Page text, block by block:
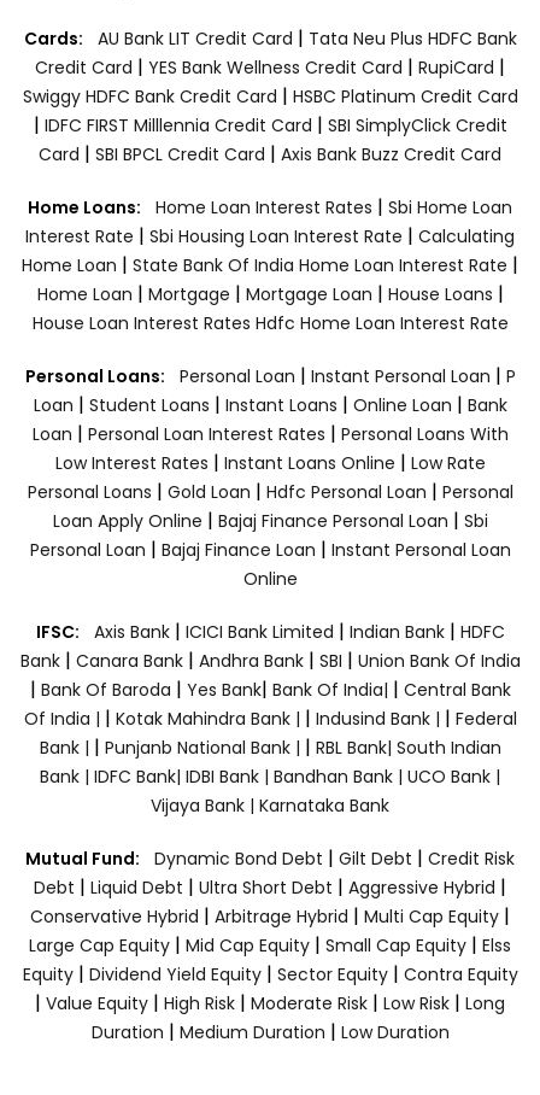
Cards: AU Bank LIT Credit Card | Tata Neu Plus HDFC Bank
Credit Card | YES Bank Wellness Credit Card | RupiCard |
Swiggy HDFC Bank Credit Card | HSBC Platinum Credit Card
| IDFC FIRST Milllennia Credit Card | SBI SimplyClick Credit
Card | SBI BPCL Credit Card | Axis Bank Buzz Credit Card
Home Loans: Home Loan Interest Rates | Sbi Home Loan
Interest Rate | Sbi Housing Loan Interest Rate | Calculating
Home Loan | State Bank Of India Home Loan Interest Rate |
Home Loan | Mortgage | Mortgage Loan | House Loans |
House Loan Interest Rates Hdfc Home Loan Interest Rate
Personal Loans: Personal Loan | Instant Personal Loan | P
Loan | Student Loans | Instant Loans | Online Loan | Bank
Loan | Personal Loan Interest Rates | Personal Loans With
Low Interest Rates | Instant Loans Online | Low Rate
Personal Loans | Gold Loan | Hdfc Personal Loan | Personal
Loan Apply Online | Bajaj Finance Personal Loan | Sbi
Personal Loan | Bajaj Finance Loan | Instant Personal Loan
Online
IFSC: Axis Bank | ICICI Bank Limited | Indian Bank | HDFC
Bank| Canara Bank | Andhra Bank| SBI | Union Bank Of India
| Bank Of Baroda | Yes Bank| Bank Of India| | Central Bank
Of India | | Kotak Mahindra Bank | | Indusind Bank | | Federal
Bank | | Punjanb National Bank | | RBL Bank| South Indian
Bank | IDFC Bank| IDBI Bank | Bandhan Bank | UCO Bank |
Vijaya Bank | Karnataka Bank
Mutual Fund: Dynamic Bond Debt | Gilt Debt | Credit Risk
Debt | Liquid Debt | Ultra Short Debt | Aggressive Hybrid |
Conservative Hybrid | Arbitrage Hybrid | Multi Cap Equity |
Large Cap Equity | Mid Cap Equity | Small Cap Equity | Elss
Equity| Dividend Yield Equity| Sector Equity | Contra Equity
| Value Equity | High Risk | Moderate Risk | Low Risk | Long
Duration | Medium Duration | Low Duration